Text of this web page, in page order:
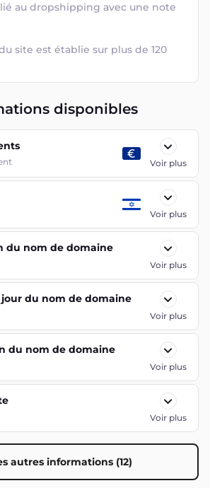
au dropshipping avec une note
site est établie sur plus de 120
disponibles
Voir plus
Voir plus
du nom de domaine
Voir plus
du nom de domaine
Voir plus
du nom de domaine
Voir plus
Voir plus
autres informations (12)